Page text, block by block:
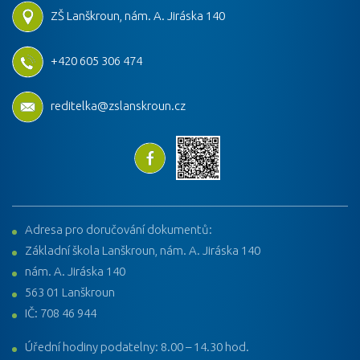
ZŠ Lanškroun, nám. A. Jiráska 140
+420 605 306 474
reditelka@zslanskroun.cz
Adresa pro doručování dokumentů:
Základní škola Lanškroun, nám. A. Jiráska 140
nám. A. Jiráska 140
563 01 Lanškroun
IČ: 708 46 944
Úřední hodiny podatelny: 8.00 – 14.30 hod.